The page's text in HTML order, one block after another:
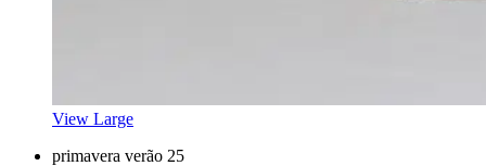
View Large
primavera verão 25